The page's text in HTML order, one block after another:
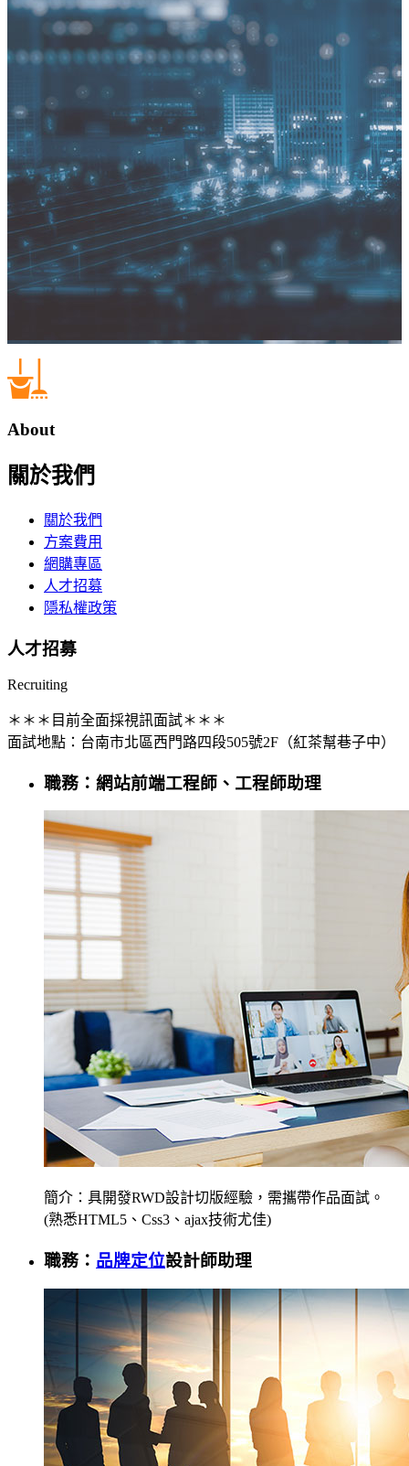
About
關於我們
關於我們
方案費用
網購專區
人才招募
隱私權政策
人才招募
Recruiting
＊＊＊目前全面採視訊面試＊＊＊
面試地點：台南市北區西門路四段505號2F（紅茶幫巷子中）
職務：網站前端工程師、工程師助理
簡介：具開發RWD設計切版經驗，需攜帶作品面試。
(熟悉HTML5、Css3、ajax技術尤佳)
職務： 品牌定位設計師助理